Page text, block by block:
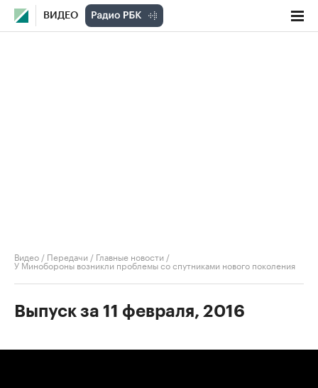
ВИДЕО
Видео / Передачи / Главные новости /
У Минобороны возникли проблемы со спутниками нового поколения
Выпуск за 11 февраля, 2016